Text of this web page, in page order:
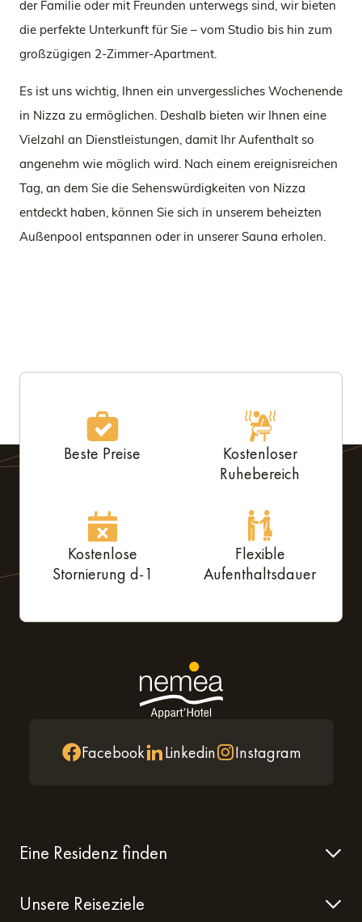
der Familie oder mit Freunden unterwegs sind, wir bieten
die perfekte Unterkunft für Sie – vom Studio bis hin zum
großzügigen 2-Zimmer-Apartment.
Es ist uns wichtig, Ihnen ein unvergessliches Wochenende
in Nizza zu ermöglichen. Deshalb bieten wir Ihnen eine
Vielzahl an Dienstleistungen, damit Ihr Aufenthalt so
angenehm wie möglich wird. Nach einem ereignisreichen
Tag, an dem Sie die Sehenswürdigkeiten von Nizza
entdeckt haben, können Sie sich in unserem beheizten
Außenpool entspannen oder in unserer Sauna erholen.
Beste Preise
Kostenloser
Ruhebereich
Kostenlose
Stornierung d-1
Flexible
Aufenthaltsdauer
Facebook Linkedin Instagram
Eine Residenz finden
Unsere Reiseziele